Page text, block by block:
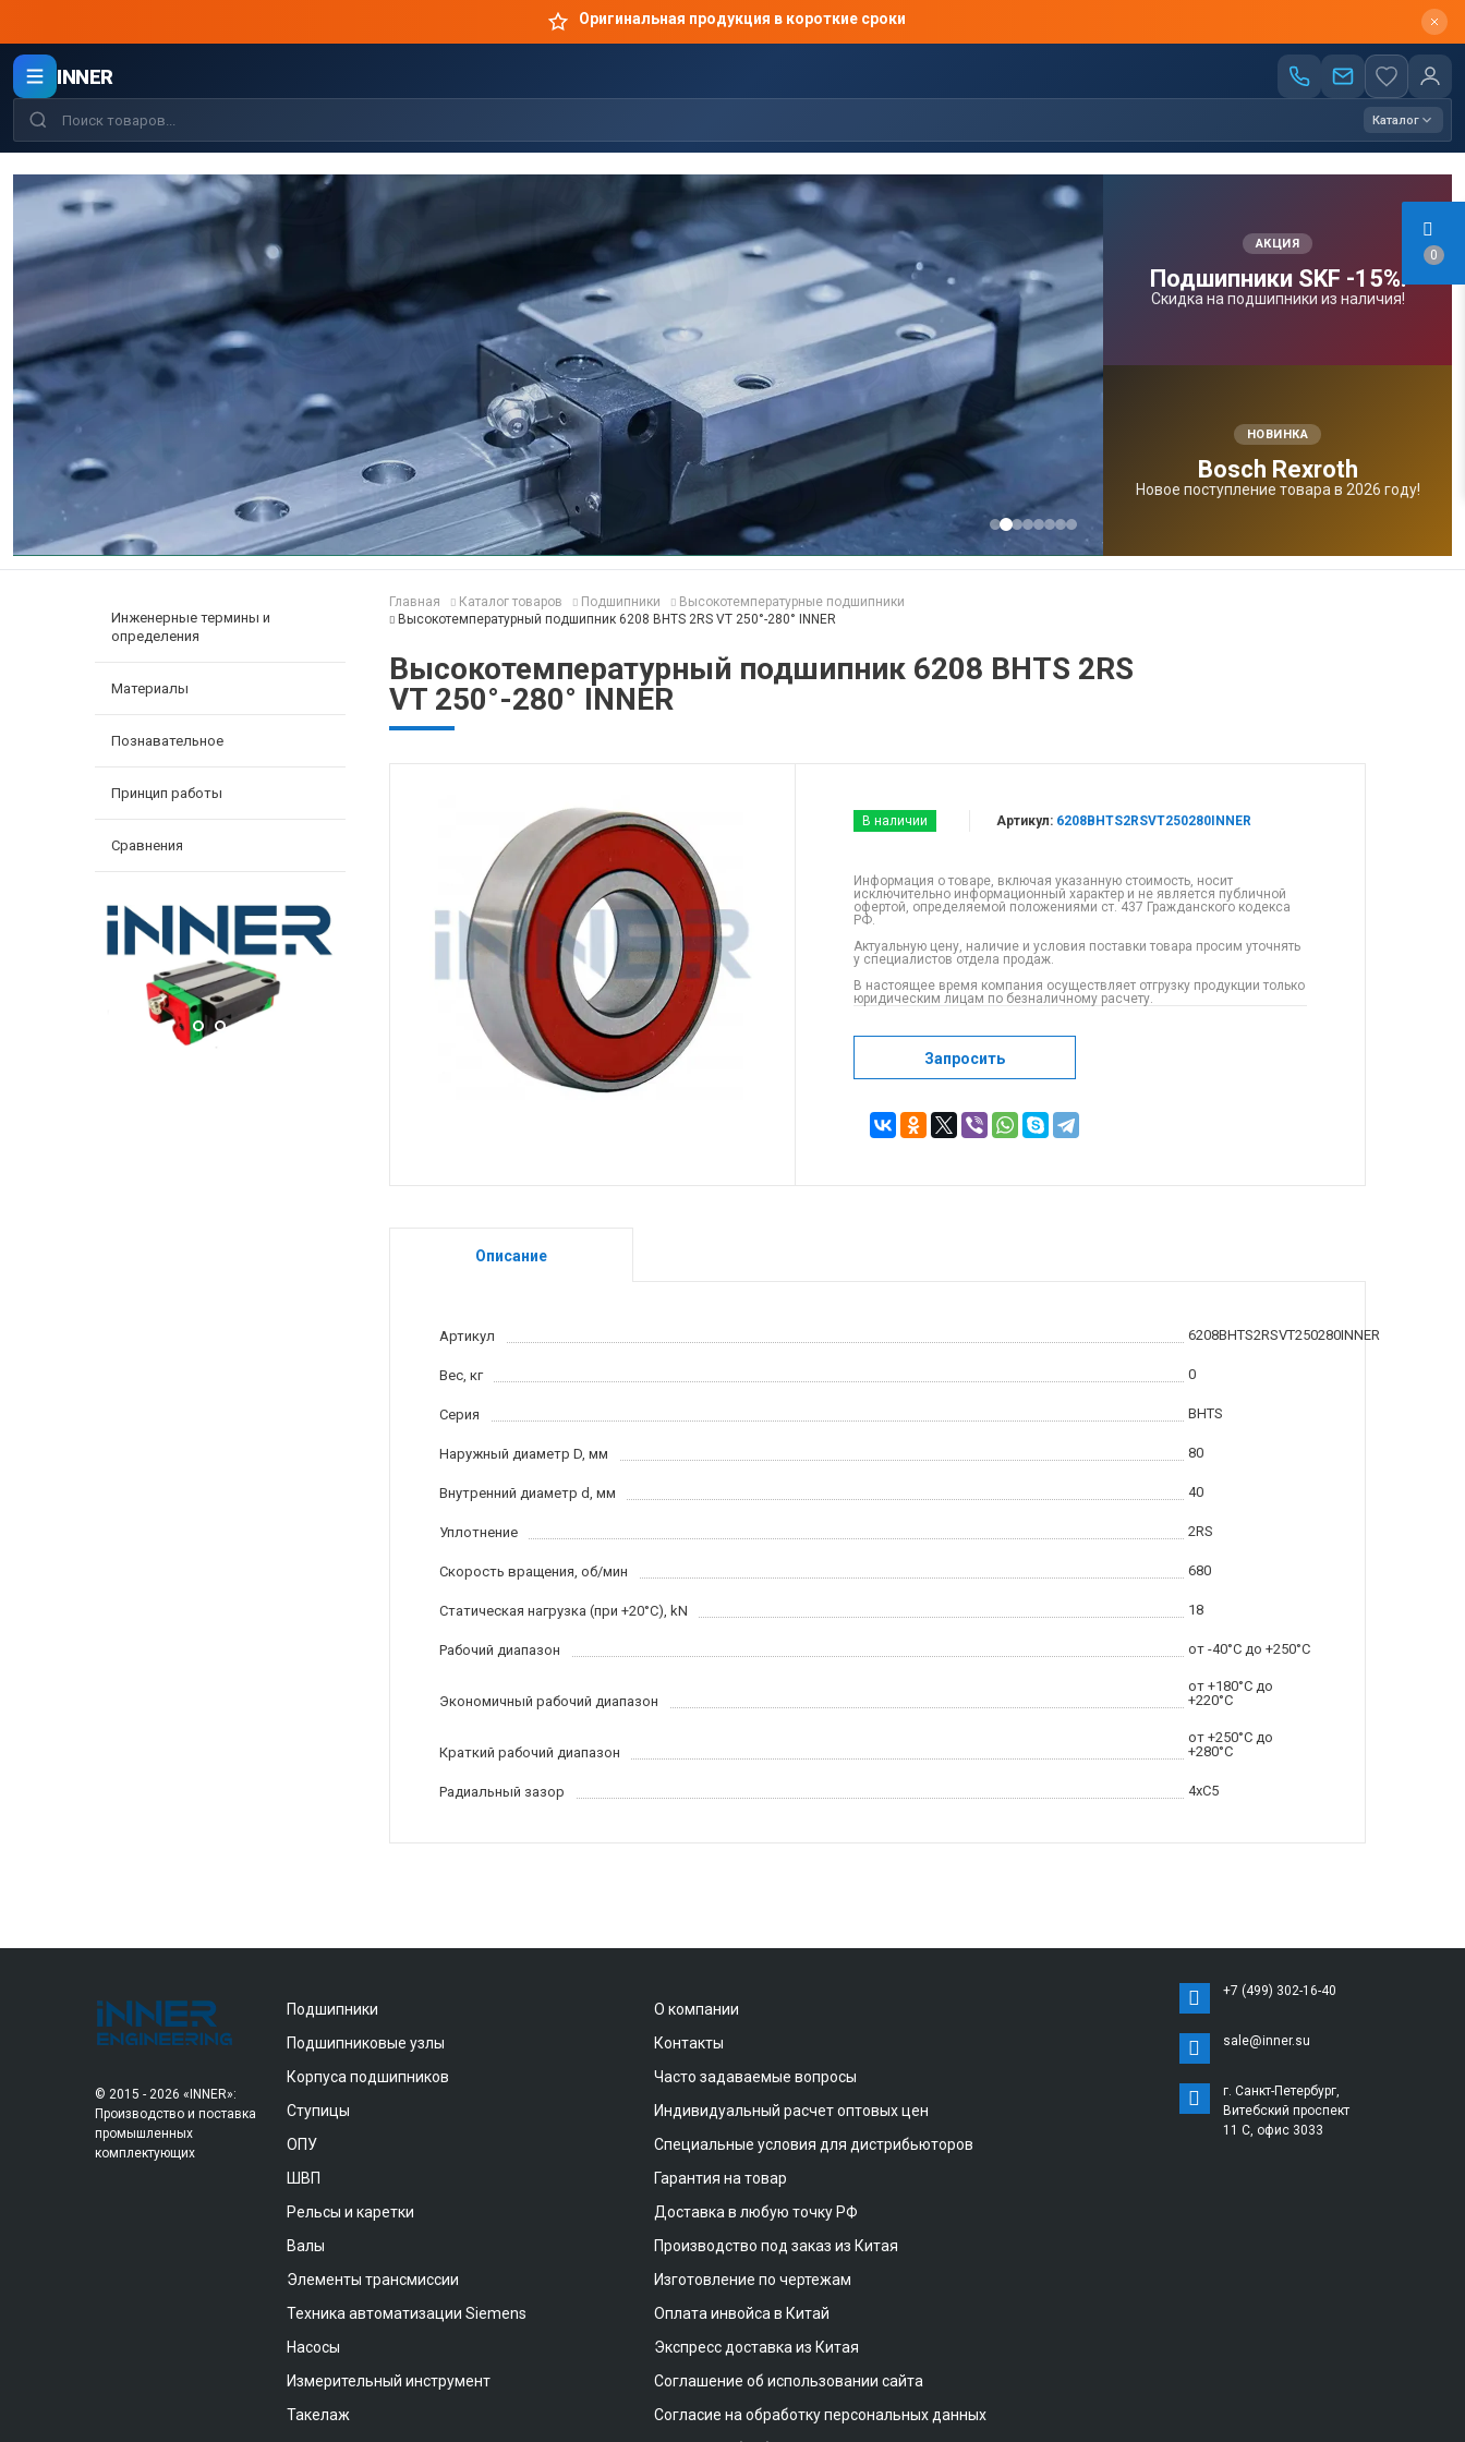
0
Оригинальная продукция в короткие сроки
INNER
Каталог
АКЦИЯ
Подшипники SKF -15%!
Скидка на подшипники из наличия!
НОВИНКА
Bosсh Rexroth
Новое поступление товара в 2026 году!
Инженерные термины и
определения
Материалы
Познавательное
Принцип работы
Сравнения
Главная Каталог товаров Подшипники
Высокотемпературные подшипники
Высокотемпературный подшипник 6208 BHTS 2RS VT 250°-280° INNER
Высокотемпературный подшипник 6208 BHTS 2RS
VT 250°-280° INNER
В наличии Артикул: 6208BHTS2RSVT250280INNER
Информация о товаре, включая указанную стоимость, носит
исключительно информационный характер и не является публичной
офертой, определяемой положениями ст. 437 Гражданского кодекса
РФ.
Актуальную цену, наличие и условия поставки товара просим уточнять
у специалистов отдела продаж.
В настоящее время компания осуществляет отгрузку продукции только
юридическим лицам по безналичному расчету.
Запросить
Описание
Артикул 6208BHTS2RSVT250280INNER
Вес, кг 0
Серия BHTS
Наружный диаметр D, мм 80
Внутренний диаметр d, мм 40
Уплотнение 2RS
Скорость вращения, об/мин 680
Статическая нагрузка (при +20°C), kN 18
Рабочий диапазон от -40°C до +250°C
Экономичный рабочий диапазон
от +180°C до
+220°C
Краткий рабочий диапазон
от +250°C до
+280°C
Радиальный зазор 4xC5
© 2015 - 2026 «INNER»:
Производство и поставка
промышленных
комплектующих
Подшипники
Подшипниковые узлы
Корпуса подшипников
Ступицы
ОПУ
ШВП
Рельсы и каретки
Валы
Элементы трансмиссии
Техника автоматизации Siemens
Насосы
Измерительный инструмент
Такелаж
О компании
Контакты
Часто задаваемые вопросы
Индивидуальный расчет оптовых цен
Специальные условия для дистрибьюторов
Гарантия на товар
Доставка в любую точку РФ
Производство под заказ из Китая
Изготовление по чертежам
Оплата инвойса в Китай
Экспресс доставка из Китая
Соглашение об использовании сайта
Согласие на обработку персональных данных
+7 (499) 302-16-40
sale@inner.su
г. Санкт-Петербург,
Витебский проспект
11 С, офис 3033